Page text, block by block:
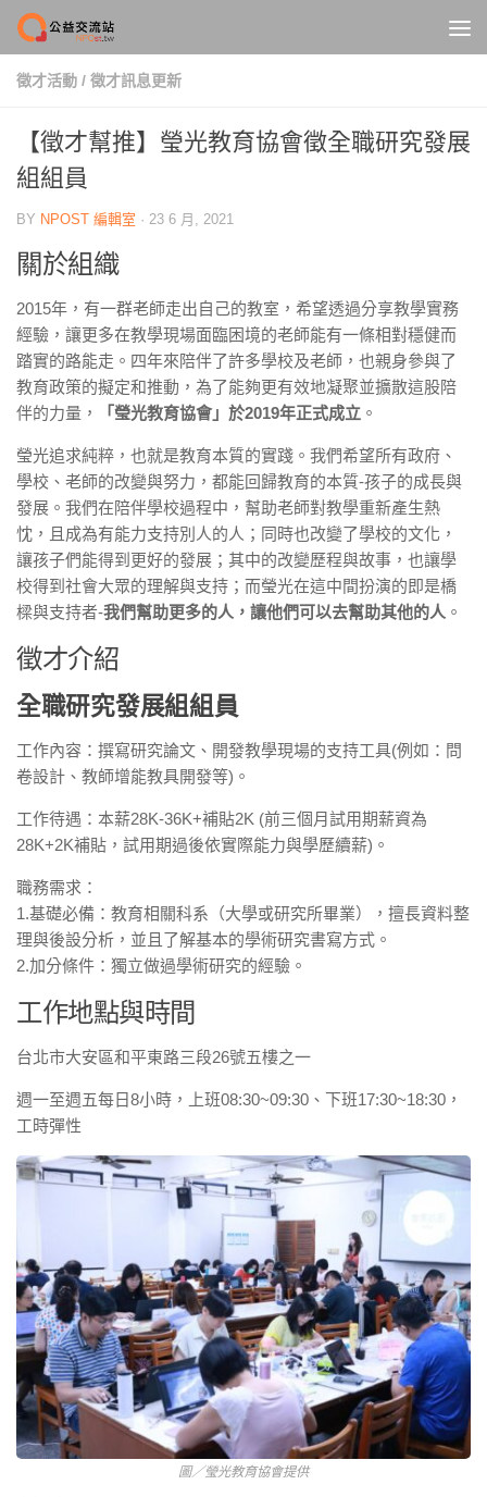
Skip to content
徵才活動 / 徵才訊息更新
【徵才幫推】瑩光教育協會徵全職研究發展
組組員
BY NPOST 編輯室 · 23 6 月, 2021
關於組織
2015年，有一群老師走出自己的教室，希望透過分享教學實務
經驗，讓更多在教學現場面臨困境的老師能有一條相對穩健而
踏實的路能走。四年來陪伴了許多學校及老師，也親身參與了
教育政策的擬定和推動，為了能夠更有效地凝聚並擴散這股陪
伴的力量，
「瑩光教育協會」於2019年正式成立 。
瑩光追求純粹，也就是教育本質的實踐。我們希望所有政府、
學校、老師的改變與努力，都能回歸教育的本質-孩子的成長與
發展。我們在陪伴學校過程中，幫助老師對教學重新產生熱
忱，且成為有能力支持別人的人；同時也改變了學校的文化，
讓孩子們能得到更好的發展；其中的改變歷程與故事，也讓學
校得到社會大眾的理解與支持；而瑩光在這中間扮演的即是橋
樑與支持者-我們幫助更多的人，讓他們可以去幫助其他的人 。
徵才介紹
全職研究發展組組員
工作內容：撰寫研究論文、開發教學現場的支持工具(例如：問
卷設計、教師增能教具開發等)。
工作待遇：本薪28K-36K+補貼2K (前三個月試用期薪資為
28K+2K補貼，試用期過後依實際能力與學歷續薪)。
職務需求：
1.基礎必備：教育相關科系（大學或研究所畢業），擅長資料整
理與後設分析，並且了解基本的學術研究書寫方式。
2.加分條件：獨立做過學術研究的經驗。
工作地點與時間
台北市大安區和平東路三段26號五樓之一
週一至週五每日8小時，上班08:30~09:30、下班17:30~18:30，
工時彈性
圖／瑩光教育協會提供